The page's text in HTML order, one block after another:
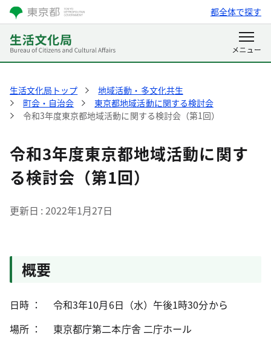
都全体で探す
生活文化局トップ
地域活動・多文化共生
町会・自治会
東京都地域活動に関する検討会
令和3年度東京都地域活動に関する検討会（第1回）
令和3年度東京都地域活動に関す
る検討会（第1回）
更新日 2022年1月27日
概要
日時 ：
令和3年10月6日（水）午後1時30分から
場所 ：
東京都庁第二本庁舎 二庁ホール